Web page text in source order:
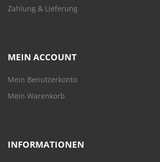
Zahlung & Lieferung
MEIN ACCOUNT
Mein Benutzerkonto
Mein Warenkorb
INFORMATIONEN